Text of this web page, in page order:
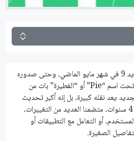
منذ إعلان جوجل عن أندرويد 9 في شهر مايو الماضي، وحتى صدوره
بشكل رسمي في أغسطس تحت اسم “Pie” أو “الفطيرة” بات من
يعد نقله كبيرة، بل إنه أكبر تحديث
لنظام أندرويد منذ أكثر من 4 سنوات، متضمنا العديد من التغييرات،
أو التعامل مع التطبيقات أو
الصغيرة.